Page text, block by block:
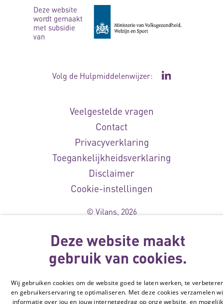
Deze website
wordt gemaakt
met subsidie
van
Volg de Hulpmiddelenwijzer: Ga naar de
Veelgestelde vragen
Contact
Privacyverklaring
Toegankelijkheidsverklaring
Disclaimer
Cookie-instellingen
© Vilans, 2026
Deze website maakt
gebruik van cookies.
Wij gebruiken cookies om de website goed te laten werken, te
en gebruikerservaring te optimaliseren. Met deze cookies verzamelen
informatie over jou en jouw internetgedrag op onze website, en mogelijk